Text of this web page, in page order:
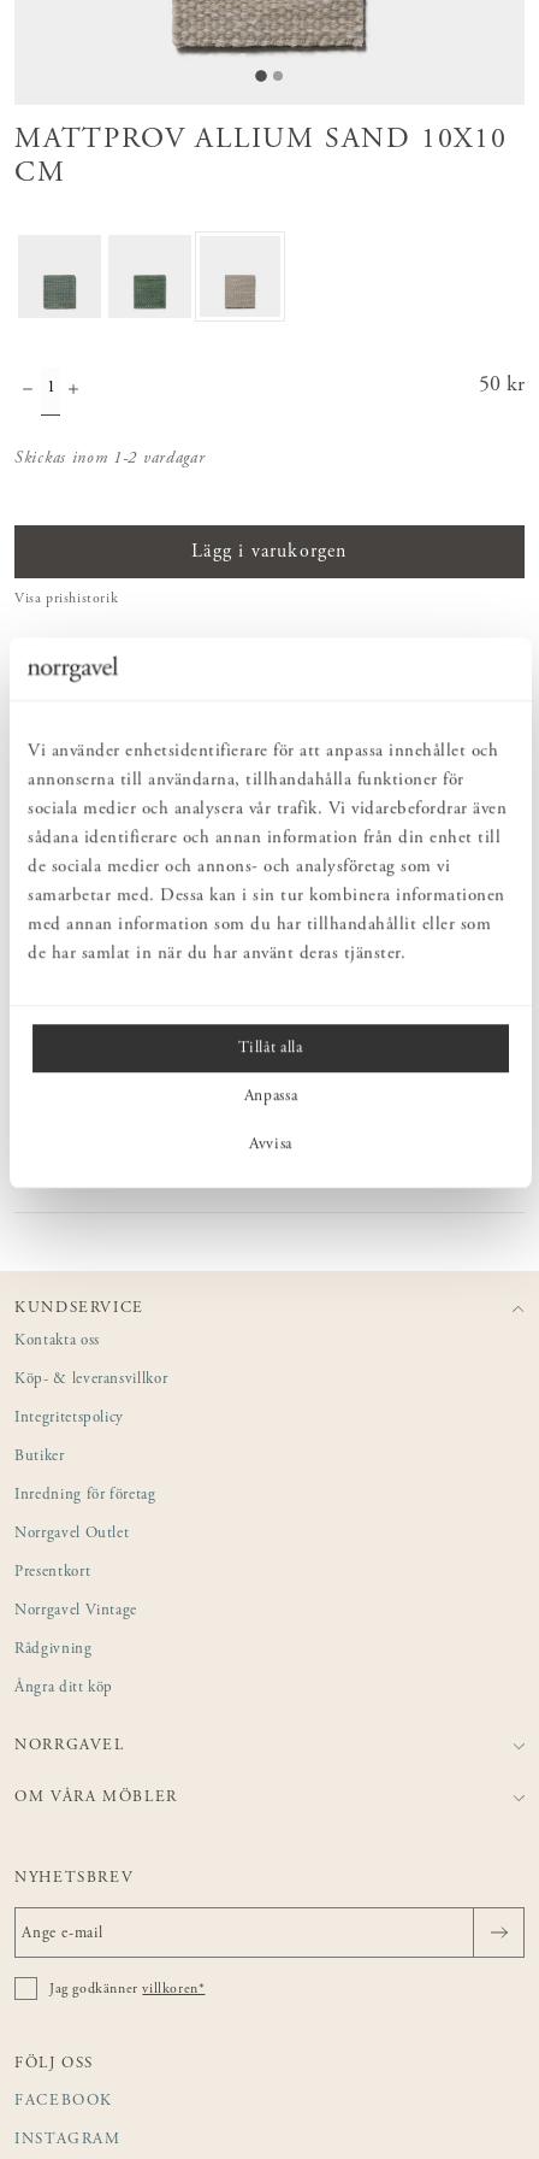
Vi använder enhetsidentifierare för att anpassa innehållet och
annonserna till användarna, tillhandahålla funktioner för
sociala medier och analysera vår trafik. Vi vidarebefordrar även
sådana identifierare och annan information från din enhet till
de sociala medier och annons- och analysföretag som vi
samarbetar med. Dessa kan i sin tur kombinera informationen
med annan information som du har tillhandahållit eller som
de har samlat in när du har använt deras tjänster.
Tillåt alla
Anpassa
Avvisa
MATTPROV ALLIUM SAND 10X10
CM
Pris:
50 kr
Skickas inom 1-2 vardagar
Lägg i varukorgen
Visa prishistorik
ENKELT & UTSÖKT
Hos oss hittar du ett kurerat sortiment av inredning som gör vardagslivet
Bruksföremål och inredningsdetaljer som genomgående är tillverkade av
hållbara naturmaterial.
PRODUKTBESKRIVNING
Mattprov av Allium i en mjuk och varm sandfärgad nyans. Med ett
mattprov kan du känna kvaliteten, se färgen i olika ljus och fundera
hemma i lugn och ro. Resultatet blir ett mer välgrundat beslut.
KUNDSERVICE
Kontakta oss
Köp- & leveransvillkor
Integritetspolicy
Butiker
Inredning för företag
Norrgavel Outlet
Presentkort
Norrgavel Vintage
Rådgivning
Ångra ditt köp
NORRGAVEL
OM VÅRA MÖBLER
NYHETSBREV
Jag godkännervillkoren*
FÖLJ OSS
FACEBOOK
INSTAGRAM